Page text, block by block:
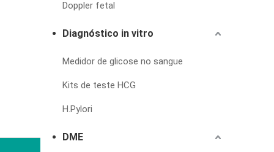
Doppler fetal
Diagnóstico in vitro
Medidor de glicose no sangue
Kits de teste HCG
H.Pylori
DME